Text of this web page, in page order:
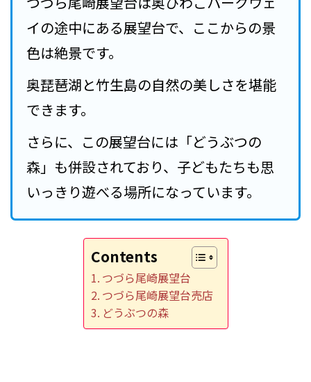
イの途中にある展望台で、ここからの景
色は絶景です。
奥琵琶湖と竹生島の自然の美しさを堪能
できます。
さらに、この展望台には「どうぶつの
森」も併設されており、子どもたちも思
いっきり遊べる場所になっています。
Contents
つづら尾崎展望台
つづら尾崎展望台売店
どうぶつの森